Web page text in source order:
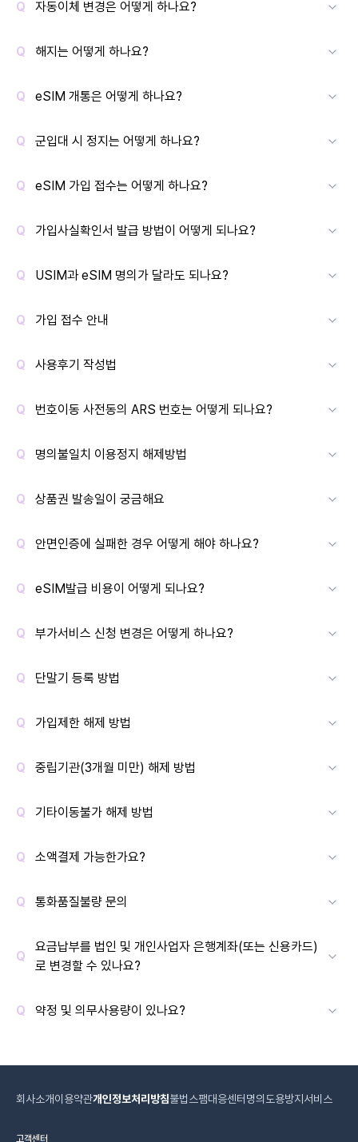
자동이체 변경은 어떻게 하나요?
해지는 어떻게 하나요?
eSIM 개통은 어떻게 하나요?
군입대 시 정지는 어떻게 하나요?
eSIM 가입 접수는 어떻게 하나요?
가입사실확인서 발급 방법이 어떻게 되나요?
USIM과 eSIM 명의가 달라도 되나요?
가입 접수 안내
사용후기 작성법
번호이동 사전동의 ARS 번호는 어떻게 되나요?
명의불일치 이용정지 해제방법
상품권 발송일이 궁금해요
안면인증에 실패한 경우 어떻게 해야 하나요?
eSIM발급 비용이 어떻게 되나요?
부가서비스 신청 변경은 어떻게 하나요?
단말기 등록 방법
가입제한 해제 방법
중립기관(3개월 미만) 해제 방법
기타이동불가 해제 방법
소액결제 가능한가요?
통화품질불량 문의
요금납부를 법인 및 개인사업자 은행계좌(또는 신용카드)
로 변경할 수 있나요?
약정 및 의무사용량이 있나요?
회사소개이용약관개인정보처리방침불법스팸대응센터 명의도용방지서비스
고객센터